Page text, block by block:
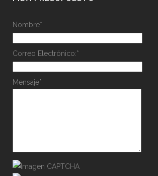
Nombre*
Correo Electrónico:*
Mensaje*